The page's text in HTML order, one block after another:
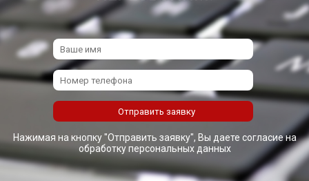
Нажимая на кнопку "Отправить заявку", Вы даете согласие на
обработку персональных данных